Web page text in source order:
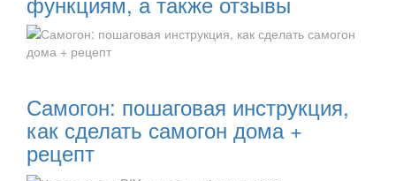
Самогон: пошаговая инструкция,
как сделать самогон дома +
рецепт